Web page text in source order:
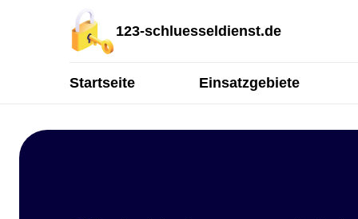
123-schluesseldienst.de
Startseite Einsatzgebiete